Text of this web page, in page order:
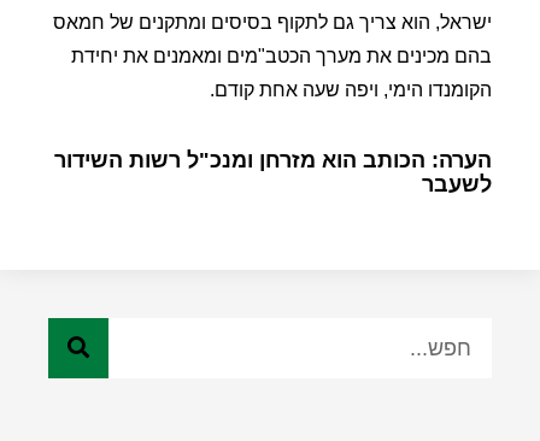
ישראל, הוא צריך גם לתקוף בסיסים ומתקנים של חמאס
בהם מכינים את מערך הכטב"מים ומאמנים את יחידת
הקומנדו הימי, ויפה שעה אחת קודם.
הערה: הכותב הוא מזרחן ומנכ"ל רשות השידור
לשעבר